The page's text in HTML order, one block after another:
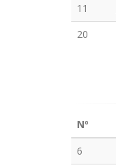
11
20
Nº
6